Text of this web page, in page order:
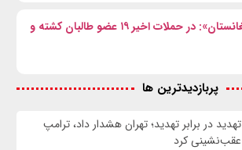
ادعای «جبهه متحد افغانستان»: در حملات اخیر ۱۹ عضو طالبان کشته و
پربازدیدترین ها
تهدید در برابر تهدید؛ تهران هشدار داد، ترامپ
عقب‌نشینی کرد